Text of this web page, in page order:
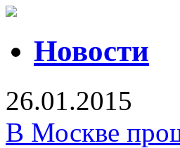
Новости
26.01.2015
В Москве